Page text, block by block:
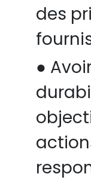
des
●